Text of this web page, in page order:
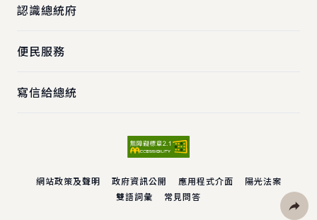
認識總統府
便民服務
寫信給總統
網站政策及聲明 政府資訊公開 應用程式介面
陽光法案
雙語詞彙
常見問答